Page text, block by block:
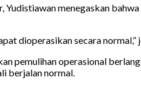
menegaskan
dioperasikan secara normal,”
pemulihan operasional
berjalan normal.